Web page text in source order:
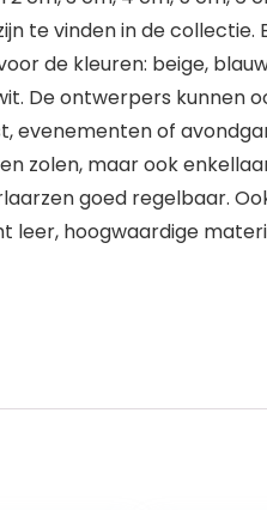
te vinden in de
de kleuren: beige,
De ontwerpers
evenementen of
zolen, maar ook
goed regelbaar.
hoogwaardige